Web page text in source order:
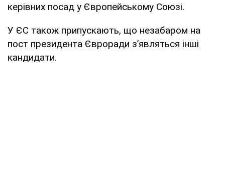
керівних посад у Європейському Союзі.
У ЄС також припускають, що незабаром на
пост президента Євроради з’являться інші
кандидати.